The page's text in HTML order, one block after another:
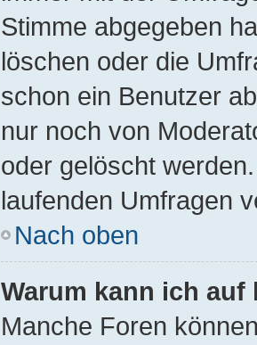
Stimme abgegeben
löschen oder die
schon ein Benutzer
nur noch von
oder gelöscht
laufenden Umfragen
Nach oben
Warum kann ich
Manche Foren